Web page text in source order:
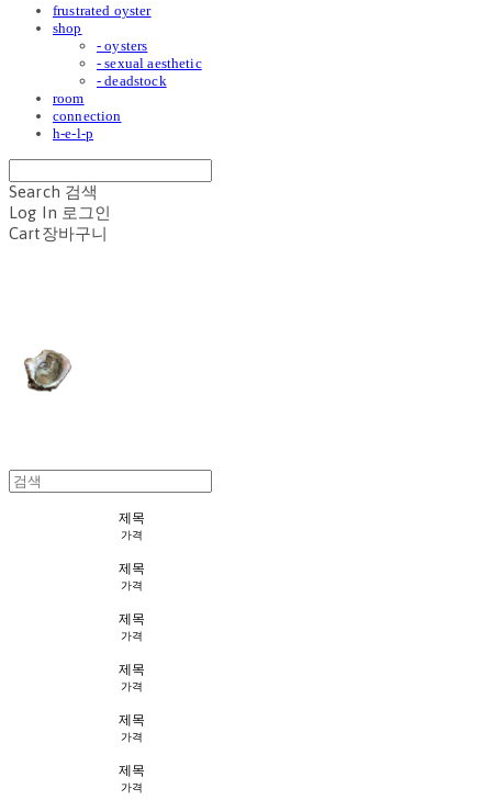
frustrated oyster
shop
- oysters
- sexual aesthetic
- deadstock
room
connection
h-e-l-p
Search 검색
Log In 로그인
Cart장바구니
제목
가격
제목
가격
제목
가격
제목
가격
제목
가격
제목
가격